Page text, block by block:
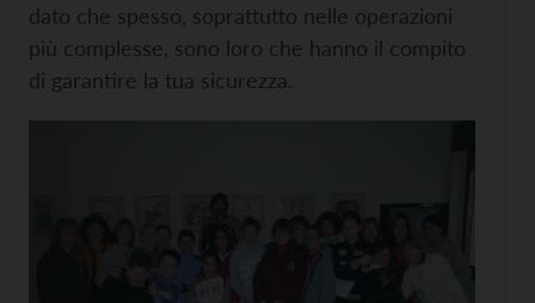
dato che spesso, soprattutto nelle operazioni
più complesse, sono loro che hanno il compito
di garantire la tua sicurezza.